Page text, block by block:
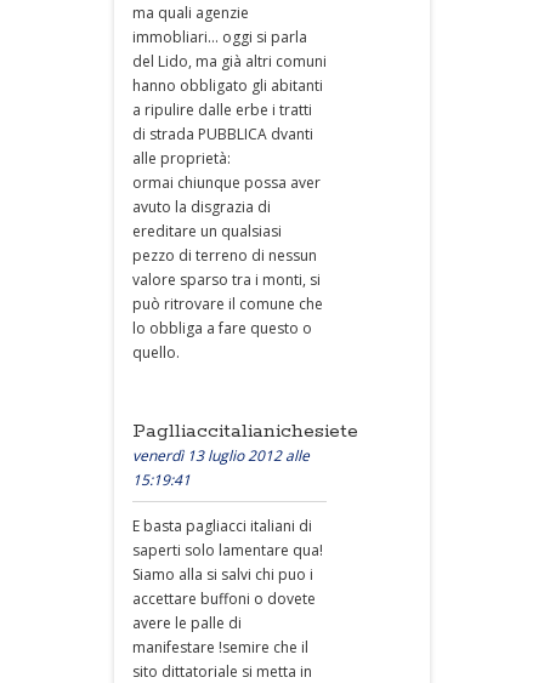
ma quali agenzie
immobliari... oggi si parla
del Lido, ma già altri comuni
hanno obbligato gli abitanti
a ripulire dalle erbe i tratti
di strada PUBBLICA dvanti
alle proprietà:
ormai chiunque possa aver
avuto la disgrazia di
ereditare un qualsiasi
pezzo di terreno di nessun
valore sparso tra i monti, si
può ritrovare il comune che
lo obbliga a fare questo o
quello.
Paglliaccitalianichesiete
venerdì 13 luglio 2012 alle
15:19:41
E basta pagliacci italiani di
saperti solo lamentare qua!
Siamo alla si salvi chi puo i
accettare buffoni o dovete
avere le palle di
manifestare !semire che il
sito dittatoriale si metta in